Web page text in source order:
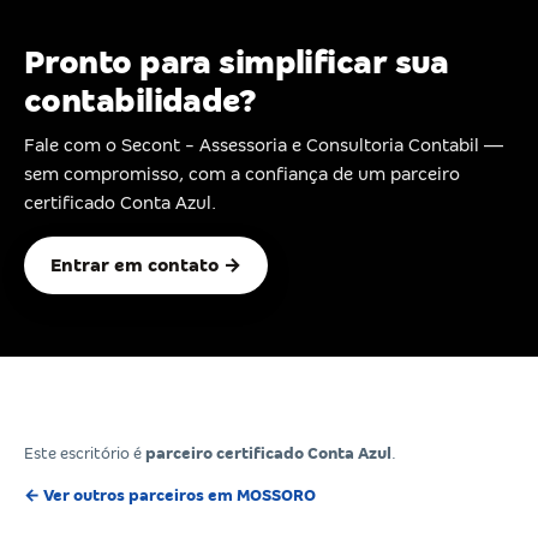
Pronto para simplificar sua
contabilidade?
Fale com o Secont - Assessoria e Consultoria Contabil —
sem compromisso, com a confiança de um parceiro
certificado Conta Azul.
Entrar em contato →
Este escritório é parceiro certificado Conta Azul
← Ver outros parceiros em MOSSORO